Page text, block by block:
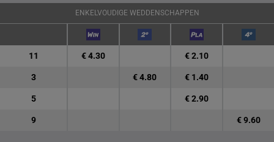
ENKELVOUDIGE WEDDENSCHAPPEN
11 € 4.30 € 2.10
3 € 4.80 € 1.40
5 € 2.90
9 € 9.60